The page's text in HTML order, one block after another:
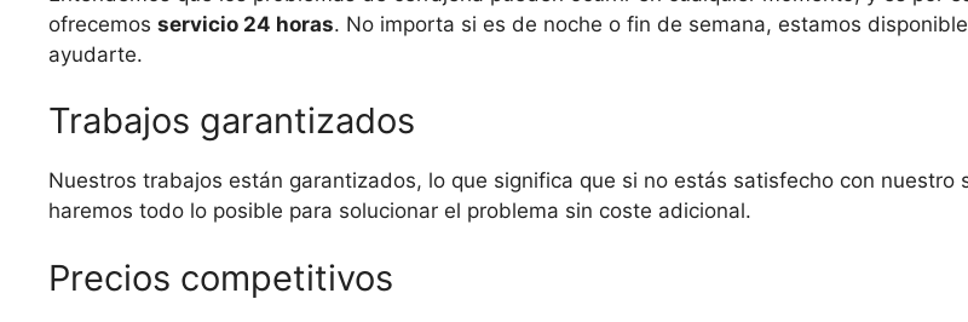
ofrecemos servicio 24 horas. No importa si es de noche o fin de semana, estamos
ayudarte.
Trabajos garantizados
Nuestros trabajos están garantizados, lo que significa que si no estás satisfecho con nuestro
haremos todo lo posible para solucionar el problema sin coste adicional.
Precios competitivos